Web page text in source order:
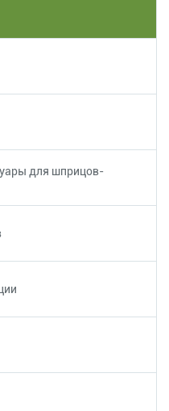
для шприцов-